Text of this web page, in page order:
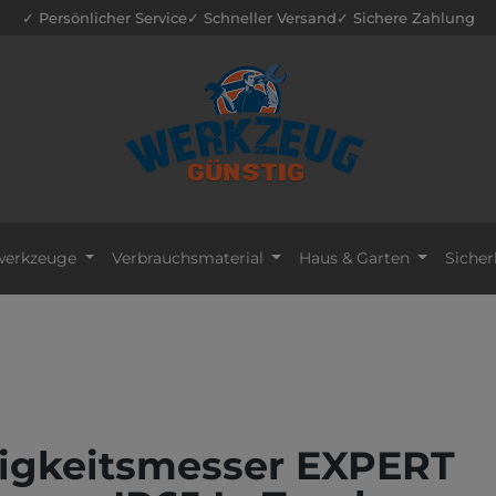
✓ Persönlicher Service✓ Schneller Versand✓ Sichere Zahlung
Verbrauchsmaterial Haus & Garten
EXPERT